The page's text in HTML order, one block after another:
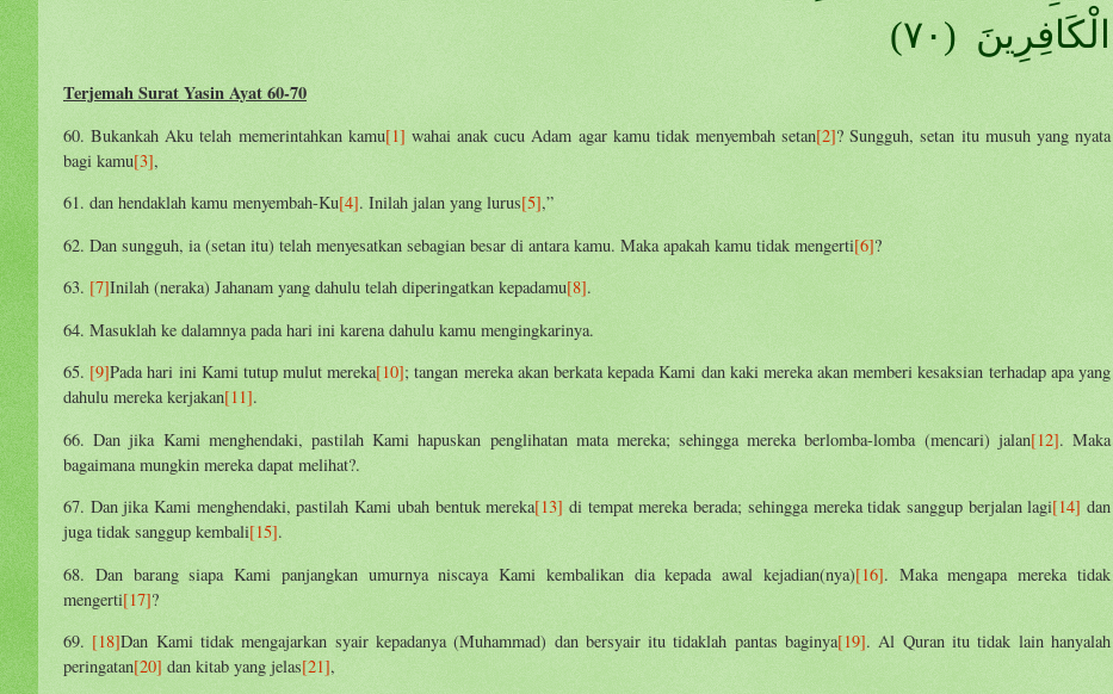
الْكَافِرِينَ (٧٠)
Terjemah Surat Yasin Ayat 60-70
60. Bukankah Aku telah memerintahkan kamu[1] wahai anak cucu Adam agar kamu tidak menyembah setan[2]? Sungguh, setan itu musuh yang nyata
bagi kamu[3],
61. dan hendaklah kamu menyembah-Ku[4]. Inilah jalan yang lurus[5],”
62. Dan sungguh, ia (setan itu) telah menyesatkan sebagian besar di antara kamu. Maka apakah kamu tidak mengerti[6]?
63. [7]Inilah (neraka) Jahanam yang dahulu telah diperingatkan kepadamu[8].
64. Masuklah ke dalamnya pada hari ini karena dahulu kamu mengingkarinya.
65. [9]Pada hari ini Kami tutup mulut mereka[10]; tangan mereka akan berkata kepada Kami dan kaki mereka akan memberi kesaksian terhadap apa yang
dahulu mereka kerjakan[11].
66. Dan jika Kami menghendaki, pastilah Kami hapuskan penglihatan mata mereka; sehingga mereka berlomba-lomba (mencari) jalan[12]. Maka
bagaimana mungkin mereka dapat melihat?.
67. Dan jika Kami menghendaki, pastilah Kami ubah bentuk mereka[13] di tempat mereka berada; sehingga mereka tidak sanggup berjalan lagi[14] dan
juga tidak sanggup kembali[15].
68. Dan barang siapa Kami panjangkan umurnya niscaya Kami kembalikan dia kepada awal kejadian(nya)[16]. Maka mengapa mereka tidak
mengerti[17]?
69. [18]Dan Kami tidak mengajarkan syair kepadanya (Muhammad) dan bersyair itu tidaklah pantas baginya[19]. Al Quran itu tidak lain hanyalah
peringatan[20] dan kitab yang jelas[21],